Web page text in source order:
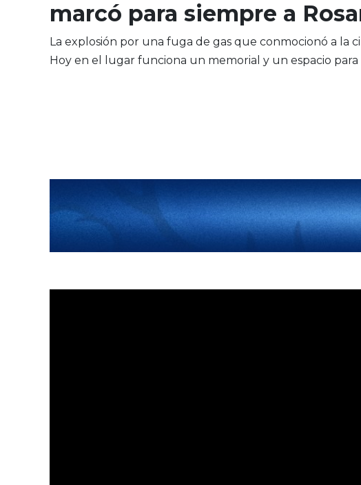
marcó para siempre a
La explosión por una fuga de gas que conmocionó a la
Hoy en el lugar funciona un memorial y un espacio